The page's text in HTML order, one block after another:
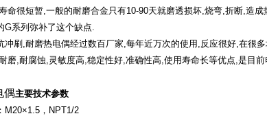
命很短暂,一般的耐磨合金只有10-90天就磨透损坏,烧弯,折断,造成
G系列弥补了这个缺点.
冲刷 ,耐磨热电偶经过数百厂家,每年近万次的使用 ,反应很好,在很
磨,耐腐蚀,灵敏度高,稳定性好,准确性高,使用寿命长等优点,是目前
偶主要技术参数
M20×1.5， NPT1/2